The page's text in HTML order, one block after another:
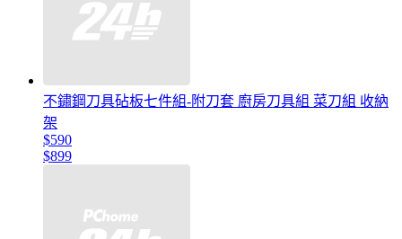
不鏽鋼刀具砧板七件組-附刀套 廚房刀具組 菜刀組 收納
架
$590
$899